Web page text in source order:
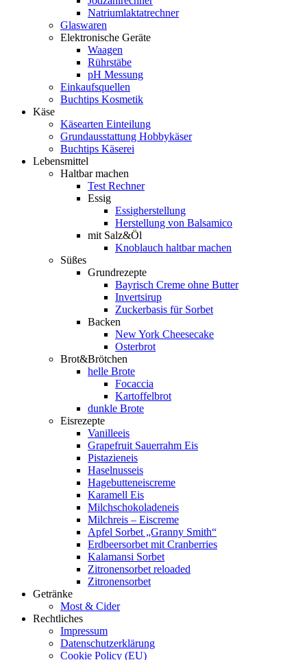
Natriumlaktatrechner
Glaswaren
Elektronische Geräte
Waagen
Rührstäbe
pH Messung
Einkaufsquellen
Buchtips Kosmetik
Käse
Käsearten Einteilung
Grundausstattung Hobbykäser
Buchtips Käserei
Lebensmittel
Haltbar machen
Test Rechner
Essig
Essigherstellung
Herstellung von Balsamico
mit Salz&Öl
Knoblauch haltbar machen
Süßes
Grundrezepte
Bayrisch Creme ohne Butter
Invertsirup
Zuckerbasis für Sorbet
Backen
New York Cheesecake
Osterbrot
Brot&Brötchen
helle Brote
Focaccia
Kartoffelbrot
dunkle Brote
Eisrezepte
Vanilleeis
Grapefruit Sauerrahm Eis
Pistazieneis
Haselnusseis
Hagebutteneiscreme
Karamell Eis
Milchschokoladeneis
Milchreis – Eiscreme
Apfel Sorbet „Granny Smith“
Erdbeersorbet mit Cranberries
Kalamansi Sorbet
Zitronensorbet reloaded
Zitronensorbet
Getränke
Most & Cider
Rechtliches
Impressum
Datenschutzerklärung
Cookie Policy (EU)